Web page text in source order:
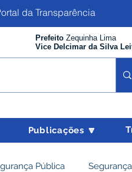
da Transparência
Prefeito Zequinha Lima
Vice Delcimar da Silva
Publicações 🔽
Pública